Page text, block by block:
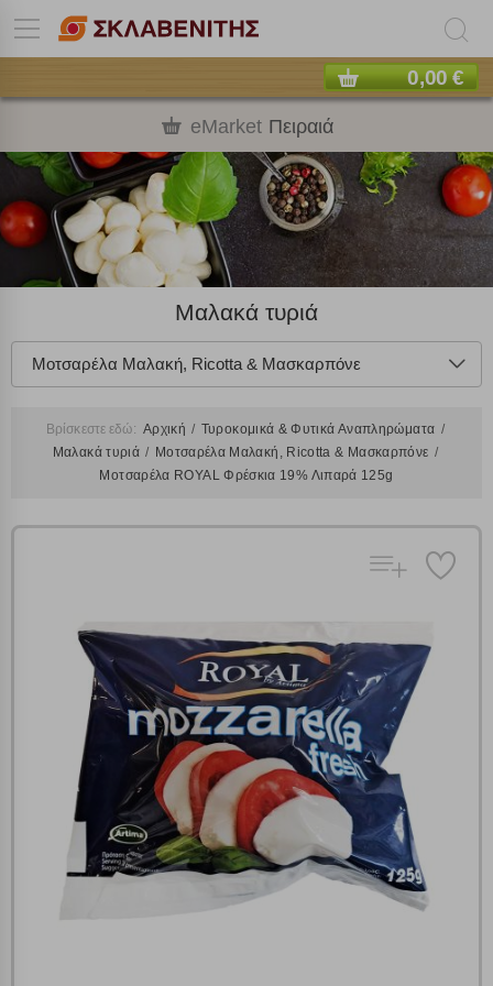
0,00 €
eMarket Πειραιά
Μαλακά τυριά
Μοτσαρέλα Μαλακή, Ricotta & Μασκαρπόνε
Βρίσκεστε εδώ: Αρχική
Τυροκομικά & Φυτικά Αναπληρώματα
Μαλακά τυριά
Μοτσαρέλα Μαλακή, Ricotta & Μασκαρπόνε
Μοτσαρέλα ROYAL Φρέσκια 19% Λιπαρά 125g